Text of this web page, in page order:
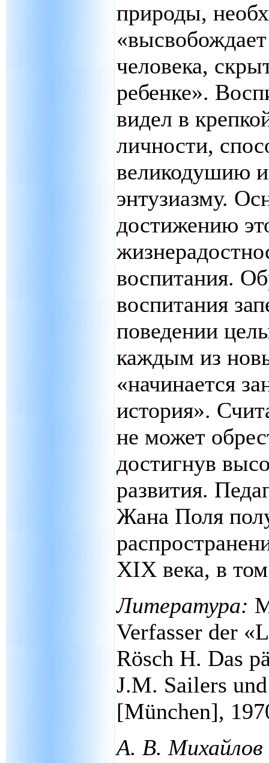
природы,
человека,
ребенке».
видел в
личности,
великодушию
энтузиазму.
достижению
воспитания.
воспитания
поведении
каждым из
«начинается
история».
не может
достигнув
развития.
Жана Поля
XIX века, в
Литература:
Verfasser der
Rösch H. Das
J.M. Sailers
[München],
А. В. Михайлов